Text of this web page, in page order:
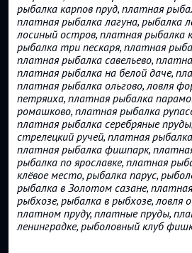
рыбалка карпов пруд, платная
платная рыбалка лагуна, рыбалка
лосиный остров, платная рыбалка
рыбалка три пескаря, платная
платная рыбалка савельево,
платная рыбалка на белой даче,
платная рыбалка ольгово, ловля
петряиха, платная рыбалка
ромашково, платная рыбалка
платная рыбалка серебряные
стрелецкий ручей, платная
платная рыбалка фишпарк,
рыбалка по ярославке, платная
клёвое место, рыбалка парус,
рыбалка в Золотом сазане,
рыбхозе, рыбалка в рыбхозе, ловля
платном пруду, платные пруды,
ленинградке, рыболовный клуб